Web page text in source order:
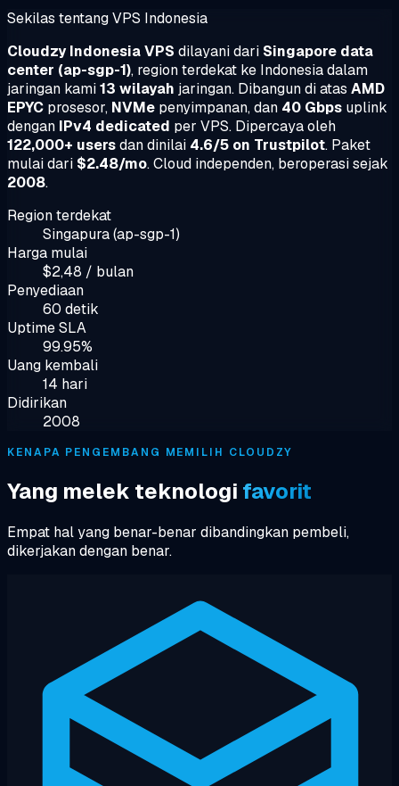
Sekilas tentang VPS Indonesia
Cloudzy Indonesia VPS dilayani dari Singapore data
center (ap-sgp-1), region terdekat ke Indonesia dalam
jaringan kami13 wilayah jaringan. Dibangun di atas AMD
EPYC prosesor, NVMe penyimpanan, dan 40 Gbps uplink
dengan IPv4 dedicated per VPS. Dipercaya oleh
122,000+ usersdan dinilai 4.6/5 on Trustpilot. Paket
mulai dari $2.48/mo. Cloud independen, beroperasi sejak
2008.
Region terdekat
Singapura (ap-sgp-1)
Harga mulai
$2,48 / bulan
Penyediaan
60 detik
Uptime SLA
99.95%
Uang kembali
14 hari
Didirikan
2008
KENAPA PENGEMBANG MEMILIH CLOUDZY
Yang melek teknologi favorit
Empat hal yang benar-benar dibandingkan pembeli,
dikerjakan dengan benar.